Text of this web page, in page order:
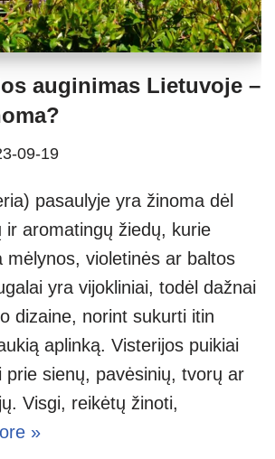
auginimas Lietuvoje –
09-19
pasaulyje yra žinoma dėl
ir aromatingų žiedų, kurie
mėlynos, violetinės ar baltos
yra vijokliniai, todėl dažnai
dizaine, norint sukurti itin
aplinką. Visterijos puikiai
prie sienų, pavėsinių, tvorų ar
Visgi, reikėtų žinoti,
»